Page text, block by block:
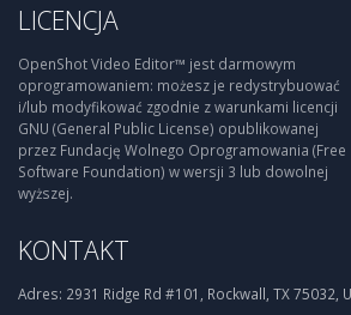
LICENCJA
OpenShot Video Editor™ jest darmowym
oprogramowaniem: możesz je redystrybuować
i/lub modyfikować zgodnie z warunkami licencji
GNU (General Public License) opublikowanej
przez Fundację Wolnego Oprogramowania (Free
Software Foundation) w wersji 3 lub dowolnej
wyższej.
KONTAKT
Adres: 2931 Ridge Rd #101, Rockwall, TX 75032,